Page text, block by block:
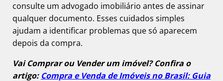
consulte um advogado imobiliário antes de assinar
qualquer documento. Esses cuidados simples
ajudam a identificar problemas que só aparecem
depois da compra.
Vai Comprar ou Vender um imóvel? Confira o
artigo: Compra e Venda de Imóveis no Brasil: Guia